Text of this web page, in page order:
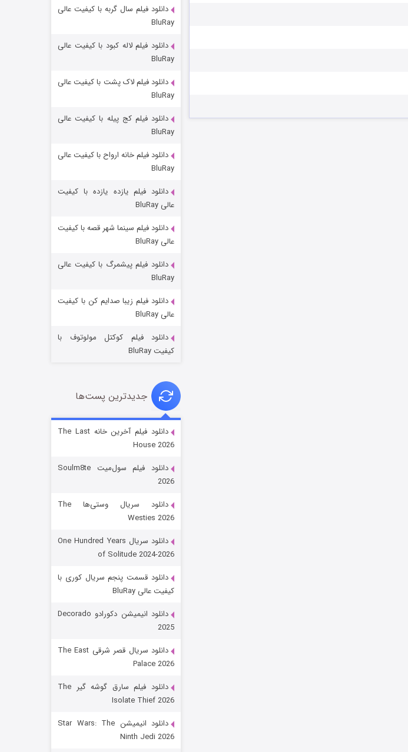
شوگر فصل ۲
قسمت
خاندان اژدها فصل ۳
جادوگری در مغولستان
قسمت
رویایی برای تو
قسمت
دانلود فیلم سال گربه با کیفیت عالی
BluRay
دانلود فیلم لاله کبود با کیفیت عالی
BluRay
دانلود فیلم لاک پشت با کیفیت عالی
BluRay
دانلود فیلم کج‌ پیله با کیفیت عالی
BluRay
دانلود فیلم خانه ارواح با کیفیت عالی
BluRay
دانلود فیلم یازده یازده با کیفیت
عالی BluRay
دانلود فیلم سینما شهر قصه با کیفیت
عالی BluRay
دانلود فیلم پیشمرگ با کیفیت عالی
BluRay
دانلود فیلم زیبا صدایم کن با کیفیت
عالی BluRay
دانلود فیلم کوکتل مولوتوف با
کیفیت BluRay
جدیدترین پست‌ها
دانلود فیلم آخرین خانه The Last
House 2026
دانلود فیلم سول‌میت Soulm8te
2026
دانلود سریال وستی‌ها The
Westies 2026
دانلود سریال One Hundred Years
of Solitude 2024-2026
دانلود قسمت پنجم سریال کوری با
کیفیت عالی BluRay
دانلود انیمیشن دکورادو Decorado
2025
دانلود سریال قصر شرقی The East
Palace 2026
دانلود فیلم سارق گوشه گیر The
Isolate Thief 2026
دانلود انیمیشن Star Wars: The
Ninth Jedi 2026